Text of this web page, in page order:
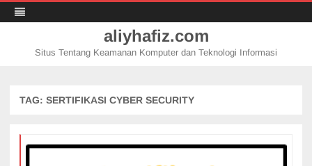
aliyhafiz.com
Situs Tentang Keamanan Komputer dan Teknologi Informasi
TAG: SERTIFIKASI CYBER SECURITY